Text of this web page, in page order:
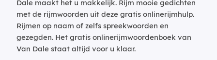
Dale maakt het u makkelijk. Rijm mooie gedichten
met de rijmwoorden uit deze gratis onlinerijmhulp.
Rijmen op naam of zelfs spreekwoorden en
gezegden. Het gratis onlinerijmwoordenboek van
Van Dale staat altijd voor u klaar.